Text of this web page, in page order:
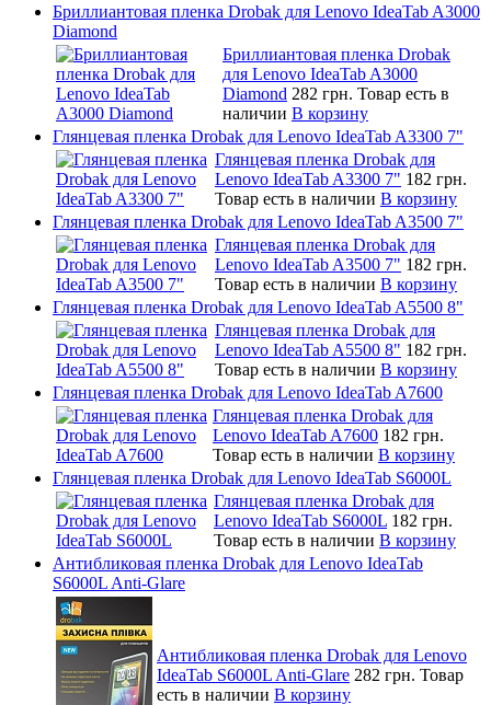
Бриллиантовая пленка Drobak для Lenovo IdeaTab A3000
Diamond
Бриллиантовая пленка Drobak
для Lenovo IdeaTab A3000
Diamond 282 грн. Товар есть в
наличии В корзину
Глянцевая пленка Drobak для Lenovo IdeaTab A3300 7"
Глянцевая пленка Drobak для
Lenovo IdeaTab A3300 7" 182 грн.
Товар есть в наличии В корзину
Глянцевая пленка Drobak для Lenovo IdeaTab A3500 7"
Глянцевая пленка Drobak для
Lenovo IdeaTab A3500 7" 182 грн.
Товар есть в наличии В корзину
Глянцевая пленка Drobak для Lenovo IdeaTab A5500 8"
Глянцевая пленка Drobak для
Lenovo IdeaTab A5500 8" 182 грн.
Товар есть в наличии В корзину
Глянцевая пленка Drobak для Lenovo IdeaTab A7600
Глянцевая пленка Drobak для
Lenovo IdeaTab A7600 182 грн.
Товар есть в наличии В корзину
Глянцевая пленка Drobak для Lenovo IdeaTab S6000L
Глянцевая пленка Drobak для
Lenovo IdeaTab S6000L 182 грн.
Товар есть в наличии В корзину
Антибликовая пленка Drobak для Lenovo IdeaTab
S6000L Anti-Glare
Антибликовая пленка Drobak для Lenovo
IdeaTab S6000L Anti-Glare 282 грн. Товар
есть в наличии В корзину